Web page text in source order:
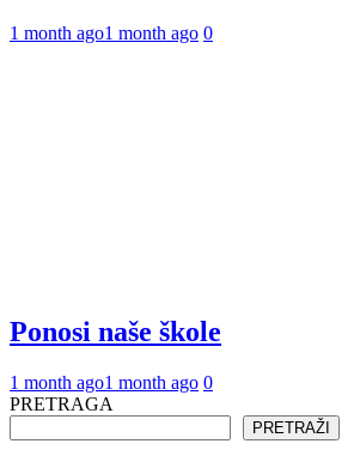
1 month ago1 month ago 0
Ponosi naše škole
1 month ago1 month ago 0
PRETRAGA
PRETRAŽI